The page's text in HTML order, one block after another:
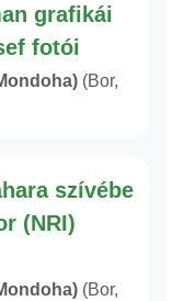
grafikái
fotói
(Bor,
szívébe
(NRI)
(Bor,